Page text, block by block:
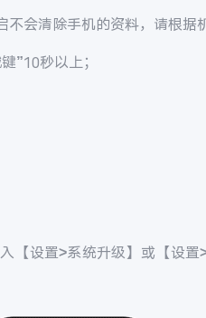
会清除手机的资料，请根据
”10秒以上；
【设置>系统升级】或【设置